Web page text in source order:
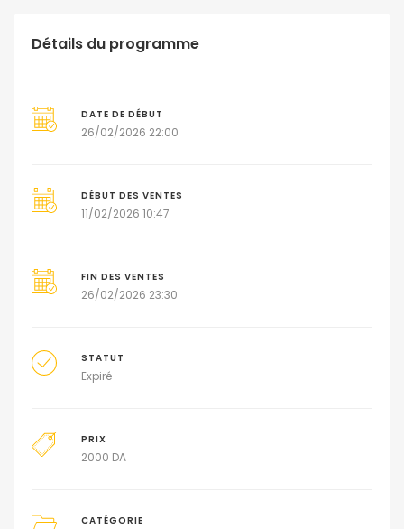
Détails du programme
DATE DE DÉBUT
26/02/2026 22:00
DÉBUT DES VENTES
11/02/2026 10:47
FIN DES VENTES
26/02/2026 23:30
STATUT
Expiré
PRIX
2000 DA
CATÉGORIE